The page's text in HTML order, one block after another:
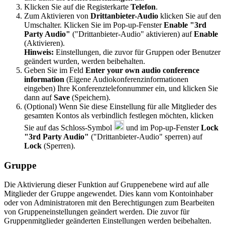
Klicken Sie auf die Registerkarte Telefon.
Zum Aktivieren von Drittanbieter-Audio klicken Sie auf den
Umschalter. Klicken Sie im Pop-up-FensterEnable "3rd
Party Audio" ("Drittanbieter-Audio" aktivieren) aufEnable
(Aktivieren).
Hinweis: Einstellungen, die zuvor für Gruppen oder Benutzer
geändert wurden, werden beibehalten.
Geben Sie im Feld Enter your own audio conference
information (Eigene Audiokonferenzinformationen
eingeben) Ihre Konferenztelefonnummer ein, und klicken Sie
dann aufSave (Speichern).
(Optional) Wenn Sie diese Einstellung für alle Mitglieder des
gesamten Kontos als verbindlich festlegen möchten, klicken
Sie auf das Schloss-Symbol
und im Pop-up-FensterLock
"3rd Party Audio" ("Drittanbieter-Audio" sperren) auf
Lock (Sperren).
Gruppe
Die Aktivierung dieser Funktion auf Gruppenebene wird auf alle
Mitglieder der Gruppe angewendet. Dies kann vom Kontoinhaber
oder von Administratoren mit den Berechtigungen zum Bearbeiten
von Gruppeneinstellungen geändert werden. Die zuvor für
Gruppenmitglieder geänderten Einstellungen werden beibehalten.